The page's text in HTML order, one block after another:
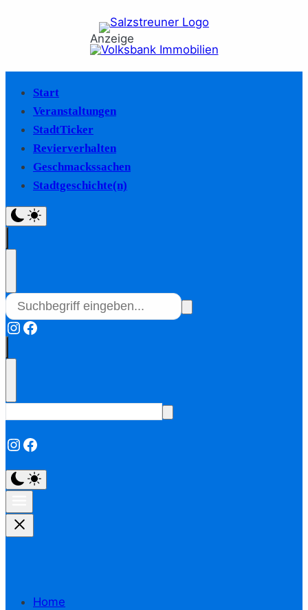
Anzeige
Start
Veranstaltungen
StadtTicker
Revierverhalten
Geschmackssachen
Stadtgeschichte(n)
Instagram
Facebook
Instagram
Facebook
Home